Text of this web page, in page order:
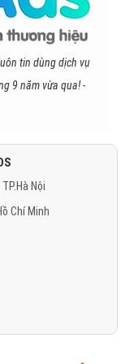
tin dùng dịch vụ
9 năm vừa qua! -
Nội
Chí Minh